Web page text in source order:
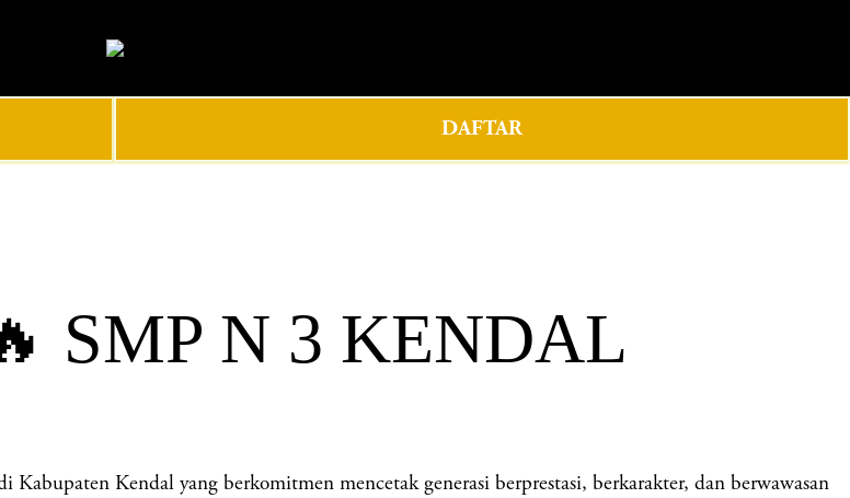
DAFTAR
SMP N 3 KENDAL
Kendal yang berkomitmen mencetak generasi berprestasi, berkarakter, dan berwawasan